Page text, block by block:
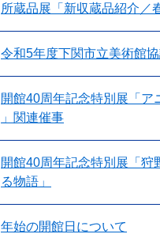
所蔵品展「新収蔵品紹介／
令和5年度下関市立美術館
開館40周年記念特別展「
」関連催事
開館40周年記念特別展「
る物語」
年始の開館日について